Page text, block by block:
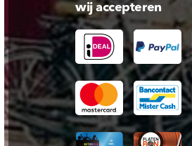
wij accepteren